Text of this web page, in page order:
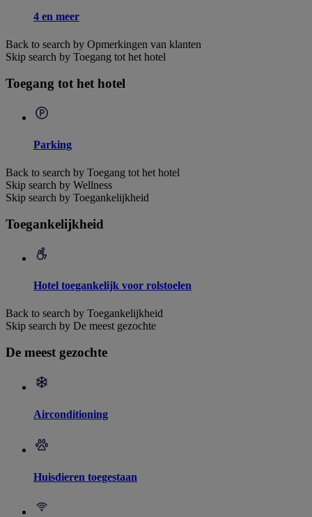
4 en meer
Back to search by Opmerkingen van klanten
Skip search by Toegang tot het hotel
Toegang tot het hotel
Parking
Back to search by Toegang tot het hotel
Skip search by Wellness
Skip search by Toegankelijkheid
Toegankelijkheid
Hotel toegankelijk voor rolstoelen
Back to search by Toegankelijkheid
Skip search by De meest gezochte
De meest gezochte
Airconditioning
Huisdieren toegestaan